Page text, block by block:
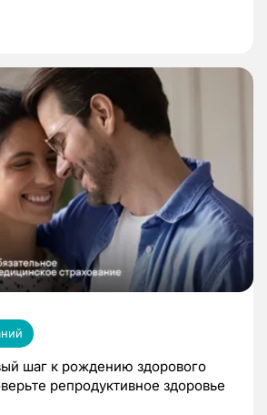
шаг к рождению здорового
репродуктивное здоровье